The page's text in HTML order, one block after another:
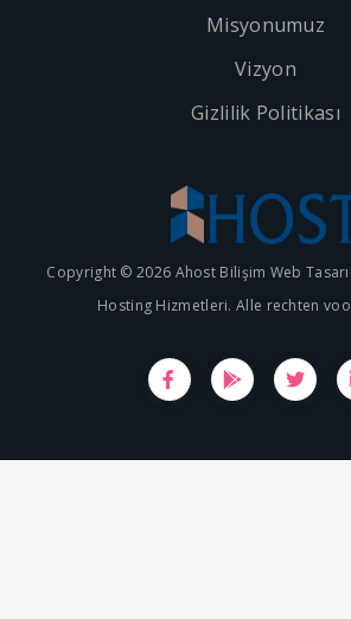
Misyonumuz
Vizyon
Gizlilik Politikası
Copyright © 2026 Ahost Bilişim Web
Hosting Hizmetleri. Alle rechten